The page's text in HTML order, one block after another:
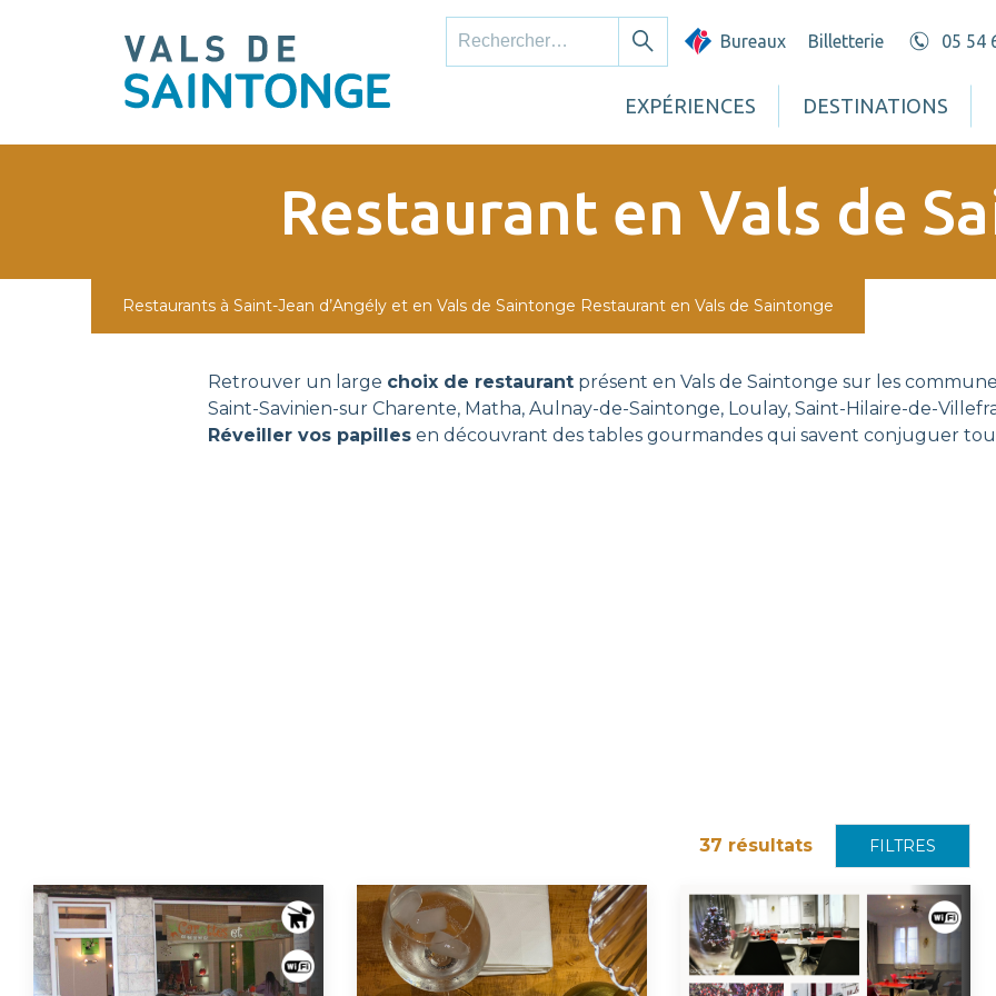
EXPÉRIENCES DESTINATIONS
RechercherBureaux Billetterie 05 54
Restaurant en Vals de
Restaurants à Saint-Jean d’Angély et en Vals de Saintonge Restaurant en Vals de Saintonge
Retrouver un large choix de restaurant présent en Vals de Saintonge sur les
Saint-Savinien-sur Charente, Matha, Aulnay-de-Saintonge, Loulay, Saint-Hilaire-de-
Réveiller vos papilles en découvrant des tables gourmandes qui savent conjuguer
37 résultats FILTRES